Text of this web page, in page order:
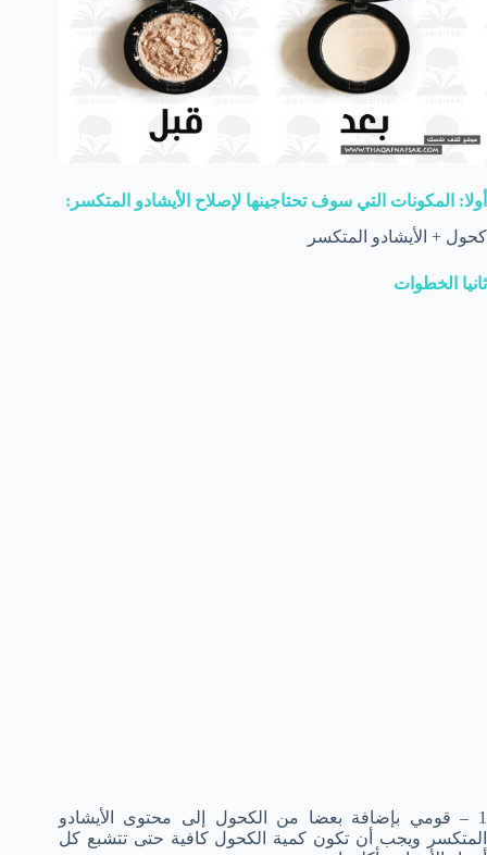
أولا: المكونات التي سوف تحتاجينها لإصلاح الأيشادو المتكسر:
كحول + الأيشادو المتكسر
ثانيا الخطوات
1 – قومي بإضافة بعضا من الكحول إلى محتوى الأيشادو
المتكسر ويجب أن تكون كمية الكحول كافية حتى تتشبع كل